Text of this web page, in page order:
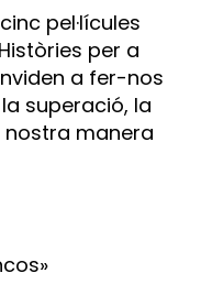
pel·lícules
per a
a fer-nos
superació, la
nostra manera